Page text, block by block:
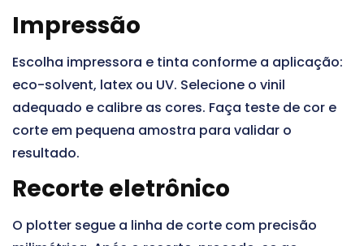
Impressão
Escolha impressora e tinta conforme a aplicação:
eco-solvent, latex ou UV. Selecione o vinil
adequado e calibre as cores. Faça teste de cor e
corte em pequena amostra para validar o
resultado.
Recorte eletrônico
O plotter segue a linha de corte com precisão